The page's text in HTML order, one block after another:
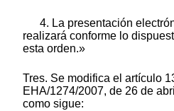
4. La presentación
realizará conforme lo
esta orden.»
Tres. Se modifica el artículo
EHA/1274/2007, de 26 de
como sigue: